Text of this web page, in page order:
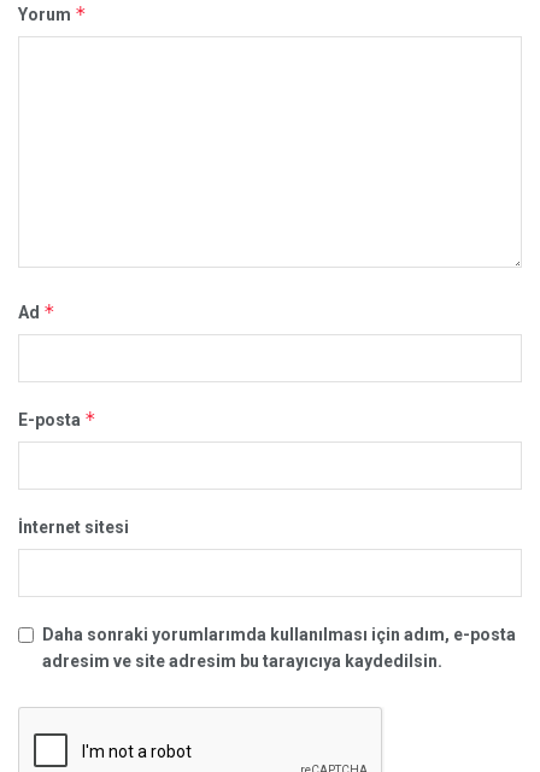
Yorum *
Ad *
E-posta *
İnternet sitesi
Daha sonraki yorumlarımda kullanılması için adım, e-posta
adresim ve site adresim bu tarayıcıya kaydedilsin.